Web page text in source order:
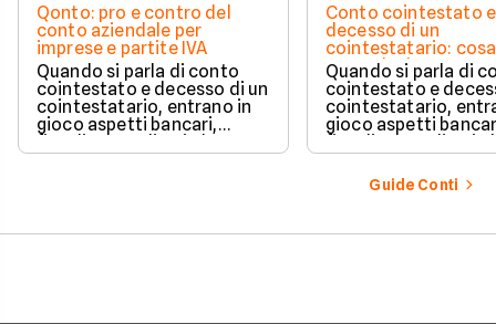
Qonto: pro e contro del
conto aziendale per
imprese e partite IVA
Quando si parla di conto
cointestato e decesso di un
cointestatario, entrano in
gioco aspetti bancari,
fiscali ed ereditari che
spesso generano
Conto cointestato e
decesso di un
cointestatario: cosa
succede davvero
blocchi, quote e
successione
Quando si parla di
cointestato e
cointestatario,
gioco aspetti
fiscali ed ereditari
spesso generano
confusione.
Guide Conti